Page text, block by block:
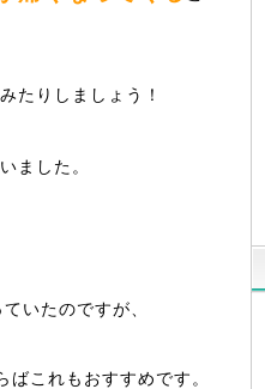
たりしましょう！
ました。
いたのですが、
これもおすすめです。